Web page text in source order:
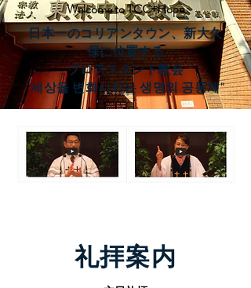
Welcome to TCC+Hope
日本一のコリアンタウン、新大久
保に位置する
プロテスタント教会
"세상을 변화시키는 생명의 공동체"
​礼拝案内